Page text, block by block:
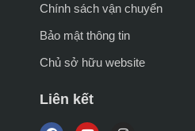
Chính sách vận chuyển
Bảo mật thông tin
Chủ sở hữu website
Liên kết